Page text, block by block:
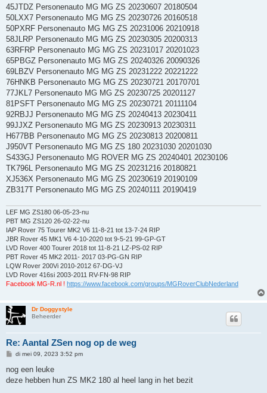
45JTDZ Personenauto MG MG ZS 20230607 20180504
50LXX7 Personenauto MG MG ZS 20230726 20160518
50PXRF Personenauto MG MG ZS 20231006 20210918
58JLRP Personenauto MG MG ZS 20230305 20200313
63RFRP Personenauto MG MG ZS 20231017 20201023
65PBGZ Personenauto MG MG ZS 20240326 20090326
69LBZV Personenauto MG MG ZS 20231222 20221222
76HNKB Personenauto MG MG ZS 20230721 20170701
77JKL7 Personenauto MG MG ZS 20230725 20201127
81PSFT Personenauto MG MG ZS 20230721 20111104
92RBJJ Personenauto MG MG ZS 20240413 20230411
99JJXZ Personenauto MG MG ZS 20230913 20230311
H677BB Personenauto MG MG ZS 20230813 20200811
J950VT Personenauto MG MG ZS 180 20231030 20201030
S433GJ Personenauto MG ROVER MG ZS 20240401 20230106
TK796L Personenauto MG MG ZS 20231216 20180821
XJ536X Personenauto MG MG ZS 20230619 20190109
ZB317T Personenauto MG MG ZS 20240111 20190419
LEF MG ZS180 06-05-23-nu
PBT MG ZS120 26-02-22-nu
IAP Rover 75 Tourer MK2 V6 11-8-21 tot 13-7-24 RIP
JBR Rover 45 MK1 V6 4-10-2020 tot 9-5-21 99-GP-GT
LVD Rover 400 Tourer 2018 tot 11-8-21 LZ-PS-02 RIP
PBT Rover 45 MK2 2011- 2017 03-PG-GN RIP
LQW Rover 200Vi 2010-2012 67-DG-VJ
LVD Rover 416si 2003-2011 RV-FN-98 RIP
Facebook MG-R.nl ! https://www.facebook.com/groups/MGRoverClubNederland
Dr Doggystyle
Beheerder
Re: Aantal ZSen nog op de weg
B
r
c
di mei 09, 2023 3:52 pm
nog een leuke
deze hebben hun ZS MK2 180 al heel lang in het bezit